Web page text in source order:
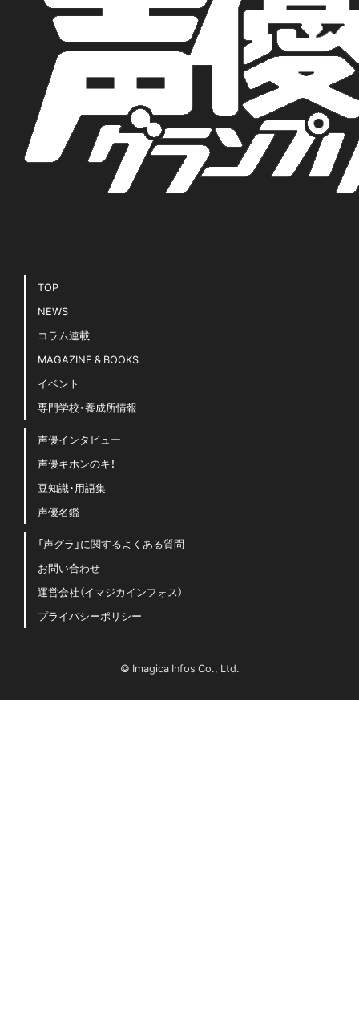
TOP
NEWS
コラム連載
MAGAZINE & BOOKS
イベント
専門学校・養成所情報
声優インタビュー
声優キホンのキ！
豆知識・用語集
声優名鑑
「声グラ」に関するよくある質問
お問い合わせ
運営会社（イマジカインフォス）
プライバシーポリシー
© Imagica Infos Co., Ltd.